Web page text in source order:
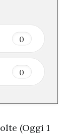
0
0
(Oggi 1